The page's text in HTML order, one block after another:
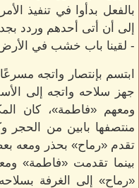
بالفعل بدأوا في تنفيذ
إلى أن أتى أحدهم وردد
- لقينا باب خشب في الأرض
ابتسم بإنتصار واتجه
جهز سلاحه واتجه إلى
ومعهم «فاطمة»، كان
منتصفها بابين من الحجر
تقدم «رماح» بحذر ومعه
بينما تقدمت «فاطمة»
«رماح» إلى الغرفة